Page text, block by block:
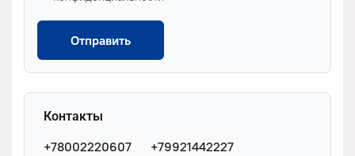
Отправить
Контакты
+78002220607 +79921442227